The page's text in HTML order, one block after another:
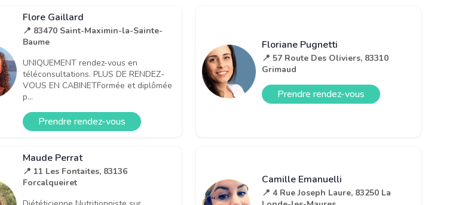
Flore Gaillard
📍 83470 Saint-Maximin-la-Sainte-
Baume
UNIQUEMENT rendez-vous en
téléconsultations. PLUS DE RENDEZ-
VOUS EN CABINETFormée et diplômée
p...
Prendre rendez-vous
Floriane Pugnetti
📍 57 Route Des Oliviers, 83310
Grimaud
Prendre rendez-vous
Maude Perrat
📍 11 Les Fontaites, 83136
Forcalqueiret
Camille Emanuelli
📍 4 Rue Joseph Laure, 83250 La